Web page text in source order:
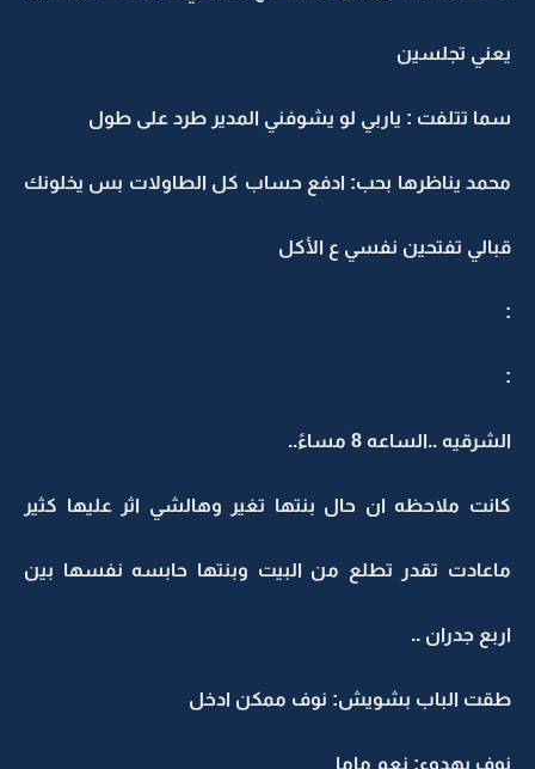
يعني تجلسين
سما تتلفت : ياربي لو يشوفني المدير طرد على طول
محمد يناظرها بحب: ادفع حساب كل الطاولات بس يخلونك
قبالي تفتحين نفسي ع الأكل
:
:
الشرقيه ..الساعه 8 مساءً..
كانت ملاحظه ان حال بنتها تغير وهالشي اثر عليها كثير
ماعادت تقدر تطلع من البيت وبنتها حابسه نفسها بين
اربع جدران ..
طقت الباب بشويش: نوف ممكن ادخل
نوف بهدوء: نعم ماما